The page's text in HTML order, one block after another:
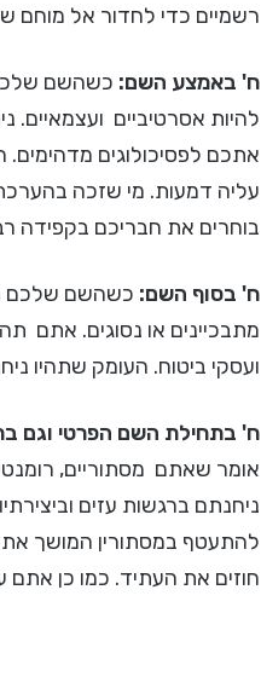
רשמיים כדי לחדור אל מוחם
ח' באמצע השם: כשהשם שלכם
להיות אסרטיביים
אתכם לפסיכולוגים
עליה דמעות. מי שזכה
בוחרים את חבריכם בקפידה
ח' בסוף השם: כשהשם שלכם
מתבכיינים או נסוגים. אתם
ועסקי ביטוח. העומק שתהיו
ח' בתחילת השם הפרטי וגם
אומר שאתם מסתוריים,
ניחנתם ברגשות עזים
להתעטף במסתורין המושך
חוזים את העתיד. כמו כן